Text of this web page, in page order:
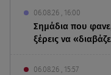
06.08.26 , 16:00
Σημάδια που
ξέρεις να
06.08.26 , 15:57